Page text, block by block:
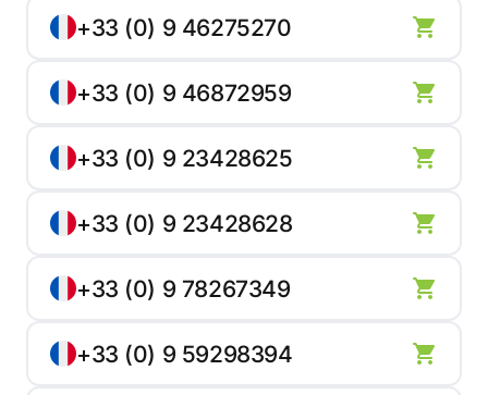
+33 (0) 9 46275270
+33 (0) 9 46872959
+33 (0) 9 23428625
+33 (0) 9 23428628
+33 (0) 9 78267349
+33 (0) 9 59298394